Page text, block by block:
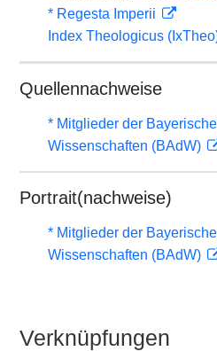
* Regesta Imperii
Index Theologicus
Quellennachweise
* Mitglieder der
Wissenschaften (BAdW)
Portrait(nachweise)
* Mitglieder der
Wissenschaften (BAdW)
Verknüpfungen